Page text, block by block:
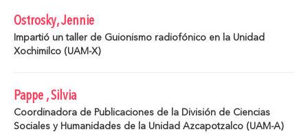
Ostrosky, Jennie
Impartió un taller de Guionismo radiofónico en la Unidad
Xochimilco (UAM-X)
Pappe , Silvia
Coordinadora de Publicaciones de la División de Ciencias
Sociales y Humanidades de la Unidad Azcapotzalco (UAM-A)